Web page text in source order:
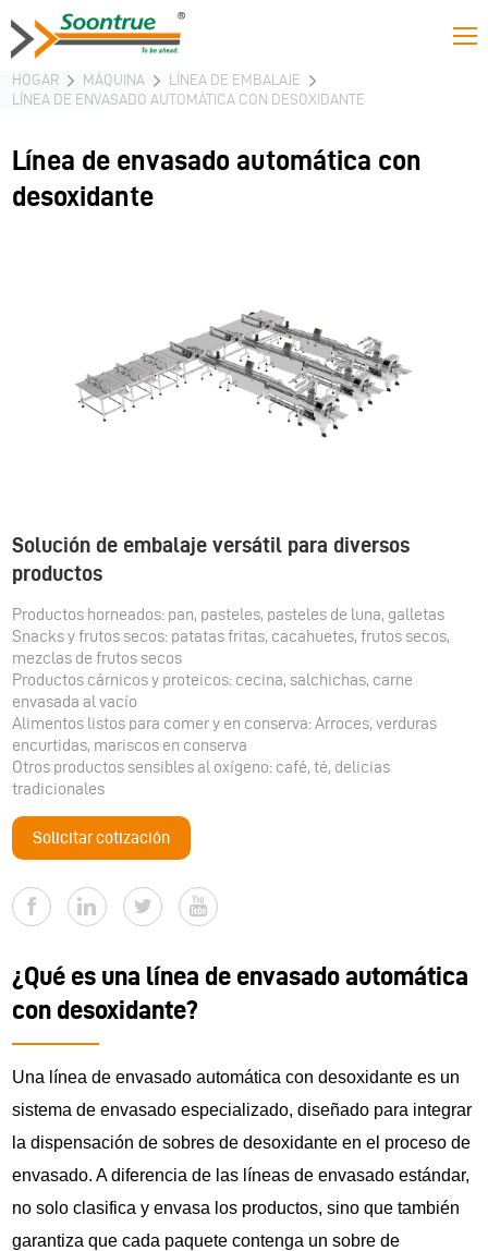
HOGAR MÁQUINA
LÍNEA DE EMBALAJE
LÍNEA DE ENVASADO AUTOMÁTICA CON DESOXIDANTE
Línea de envasado automática con
desoxidante
Solución de embalaje versátil para diversos
productos
Productos horneados: pan, pasteles, pasteles de luna, galletas
Snacks y frutos secos: patatas fritas, cacahuetes, frutos secos,
mezclas de frutos secos
Productos cárnicos y proteicos: cecina, salchichas, carne
envasada al vacío
Alimentos listos para comer y en conserva: Arroces, verduras
encurtidas, mariscos en conserva
Otros productos sensibles al oxígeno: café, té, delicias
tradicionales
Solicitar cotización
¿Qué es una línea de envasado automática
con desoxidante?
Una línea de envasado automática con desoxidante es un
sistema de envasado especializado, diseñado para integrar
la dispensación de sobres de desoxidante en el proceso de
envasado. A diferencia de las líneas de envasado estándar,
no solo clasifica y envasa los productos, sino que también
garantiza que cada paquete contenga un sobre de